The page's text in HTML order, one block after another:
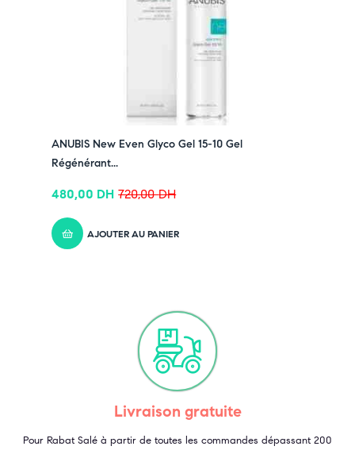
ANUBIS New Even Glyco Gel 15-10 Gel
Régénérant...
720,00DH
480,00 DH
AJOUTER AU PANIER
Livraison gratuite
Pour Rabat Salé à partir de toutes les commandes dépassant 200